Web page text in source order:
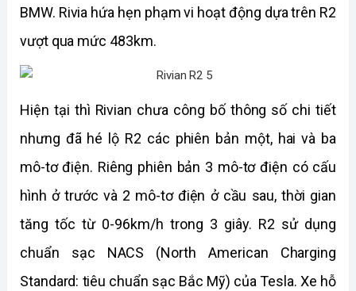
BMW. Rivia hứa hẹn phạm vi hoạt động dựa trên R2
vượt qua mức 483km.
Hiện tại thì Rivian chưa công bố thông số chi tiết
nhưng đã hé lộ R2 các phiên bản một, hai và ba
mô-tơ điện. Riêng phiên bản 3 mô-tơ điện có cấu
hình ở trước và 2 mô-tơ điện ở cầu sau, thời gian
tăng tốc từ 0-96km/h trong 3 giây. R2 sử dụng
chuẩn sạc NACS (North American Charging
Standard: tiêu chuẩn sạc Bắc Mỹ) của Tesla. Xe hỗ